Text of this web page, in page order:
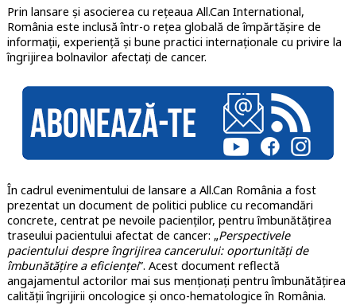
Prin lansare și asocierea cu rețeaua All.Can International,
România este inclusă într-o rețea globală de împărtășire de
informații, experiență și bune practici internaționale cu privire la
îngrijirea bolnavilor afectați de cancer.
În cadrul evenimentului de lansare a All.Can România a fost
prezentat un document de politici publice cu recomandări
concrete, centrat pe nevoile pacienților, pentru îmbunătățirea
traseului pacientului afectat de cancer: „Perspectivele
pacientului despre îngrijirea cancerului: oportunități de
îmbunătățire a eficienței”. Acest document reflectă
angajamentul actorilor mai sus menționați pentru îmbunătățirea
calității îngrijirii oncologice și onco-hematologice în România.